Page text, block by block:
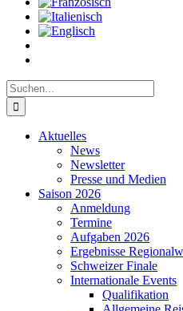
Suche
nach:
Aktuelles
News
Newsletter
Presse und Medien
Saison 2026
Anmeldung
Termine
Aufgaben 2026
Ergebnisse
Schweizer Finale
Internationale Events
Qualifikation